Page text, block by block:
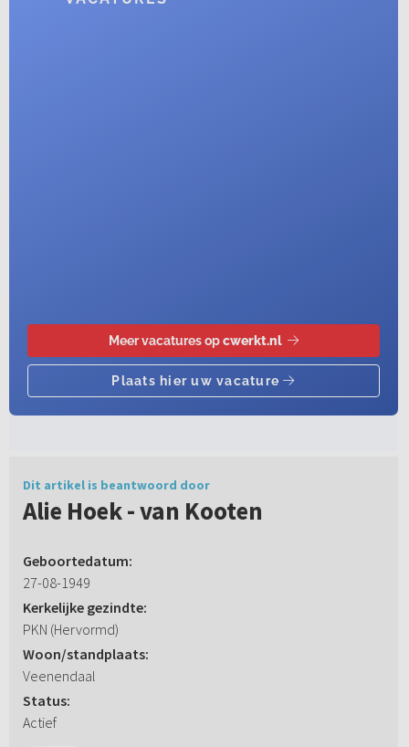
Dit artikel is beantwoord door
Alie Hoek - van Kooten
Geboortedatum:
27-08-1949
Kerkelijke gezindte:
PKN (Hervormd)
Woon/standplaats:
Veenendaal
Status:
Actief